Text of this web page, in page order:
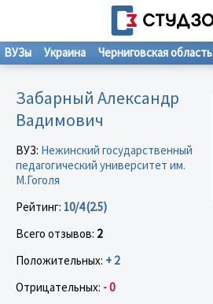
ВУЗы Украина Черниговская область
Забарный Александр
Вадимович
ВУЗ: Нежинский государственный
педагогический университет им.
М.Гоголя
Рейтинг: 10/4 (2.5)
Всего отзывов: 2
Положительных: + 2
Отрицательных: - 0